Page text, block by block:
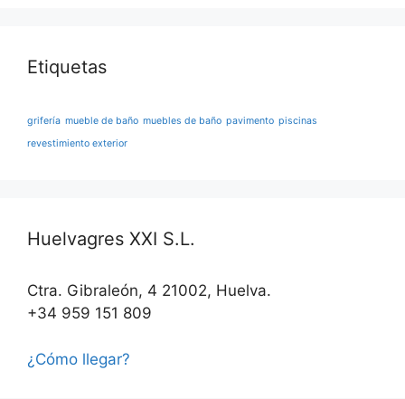
Etiquetas
grifería mueble de baño muebles de baño pavimento piscinas
revestimiento exterior
Huelvagres XXI S.L.
Ctra. Gibraleón, 4 21002, Huelva.
+34 959 151 809
¿Cómo llegar?